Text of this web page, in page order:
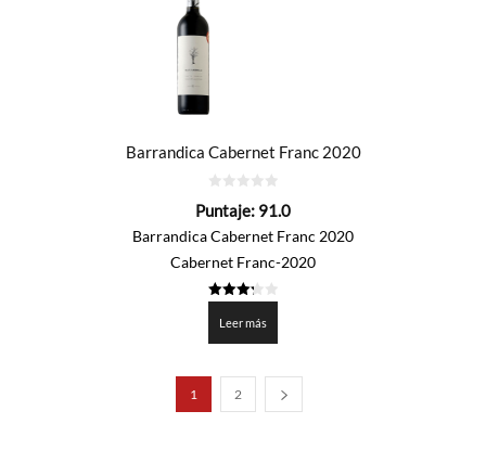
Barrandica Cabernet Franc 2020
de
Puntaje: 91.0
Barrandica Cabernet Franc 2020
Cabernet Franc-2020
de 5
Leer más
1 2